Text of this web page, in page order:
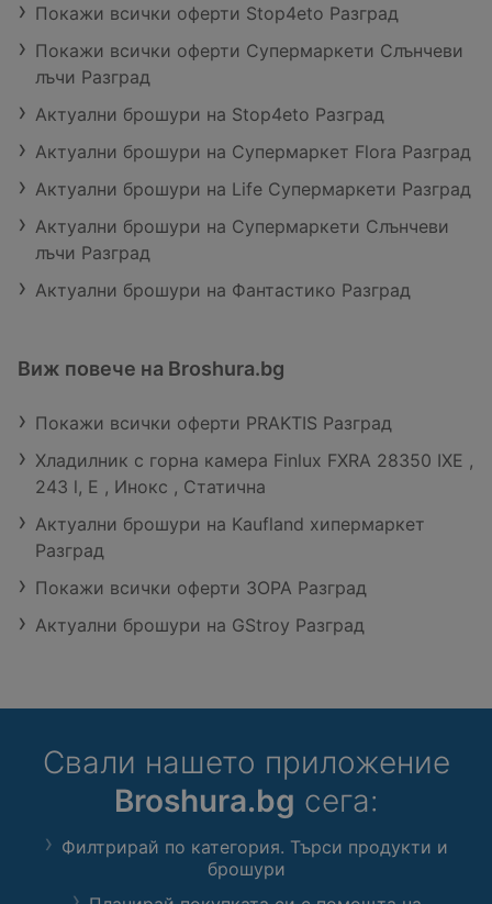
Покажи всички оферти Stop4eto Разград
Покажи всички оферти Супермаркети Слънчеви
лъчи Разград
Актуални брошури на Stop4eto Разград
Актуални брошури на Супермаркет Flora Разград
Актуални брошури на Life Супермаркети Разград
Актуални брошури на Супермаркети Слънчеви
лъчи Разград
Актуални брошури на Фантастико Разград
Виж повече на Broshura.bg
Покажи всички оферти PRAKTIS Разград
Хладилник с горна камера Finlux FXRA 28350 IXE ,
243 l, E , Инокс , Статична
Актуални брошури на Kaufland хипермаркет
Разград
Покажи всички оферти ЗОРА Разград
Актуални брошури на GStroy Разград
Свали нашето приложение
Broshura.bg сега:
Филтрирай по категория. Търси продукти и
брошури